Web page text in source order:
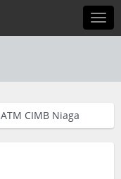
ATM CIMB Niaga